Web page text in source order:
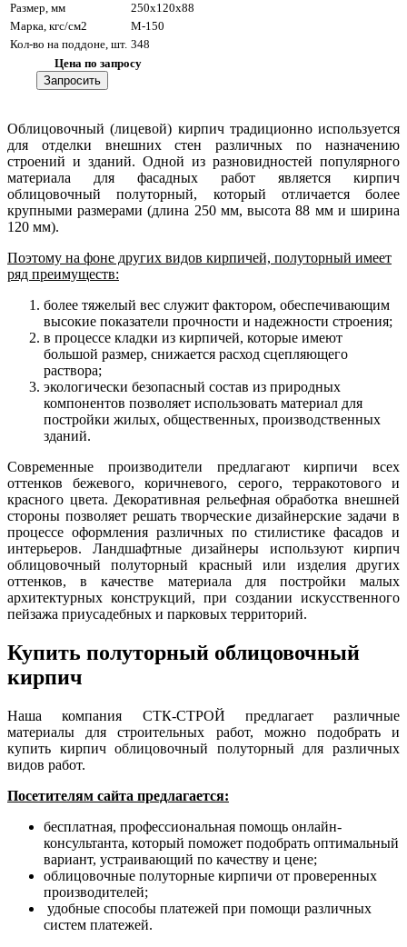
Размер, мм
250x120x88
Марка, кгс/см2
M-150
Кол-во на поддоне, шт. 348
Цена по запросу
Облицовочный (лицевой) кирпич традиционно используется
для отделки внешних стен различных по назначению
строений и зданий. Одной из разновидностей популярного
материала для фасадных работ является кирпич
облицовочный полуторный, который отличается более
крупными размерами (длина 250 мм, высота 88 мм и ширина
120 мм).
Поэтому на фоне других видов кирпичей, полуторный имеет
ряд преимуществ:
более тяжелый вес служит фактором, обеспечивающим
высокие показатели прочности и надежности строения;
в процессе кладки из кирпичей, которые имеют
большой размер, снижается расход сцепляющего
раствора;
экологически безопасный состав из природных
компонентов позволяет использовать материал для
постройки жилых, общественных, производственных
зданий.
Современные производители предлагают кирпичи всех
оттенков бежевого, коричневого, серого, терракотового и
красного цвета. Декоративная рельефная обработка внешней
стороны позволяет решать творческие дизайнерские задачи в
процессе оформления различных по стилистике фасадов и
интерьеров. Ландшафтные дизайнеры используют кирпич
облицовочный полуторный красный или изделия других
оттенков, в качестве материала для постройки малых
архитектурных конструкций, при создании искусственного
пейзажа приусадебных и парковых территорий.
Купить полуторный облицовочный
кирпич
Наша компания СТК-СТРОЙ предлагает различные
материалы для строительных работ, можно подобрать и
купить кирпич облицовочный полуторный для различных
видов работ.
Посетителям сайта предлагается:
бесплатная, профессиональная помощь онлайн-
консультанта, который поможет подобрать оптимальный
вариант, устраивающий по качеству и цене;
облицовочные полуторные кирпичи от проверенных
производителей;
удобные способы платежей при помощи различных
систем платежей.